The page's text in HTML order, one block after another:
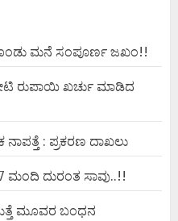
ಮನೆ ಸಂಪೂರ್ಣ ಜಖಂ!!
ರುಪಾಯಿ ಖರ್ಚು ಮಾಡಿದ
: ಪ್ರಕರಣ ದಾಖಲು
ಮಂದಿ ದುರಂತ ಸಾವು..!!
ಮೂವರ ಬಂಧನ